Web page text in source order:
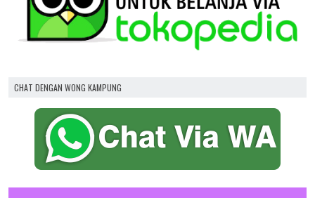
CHAT DENGAN WONG KAMPUNG